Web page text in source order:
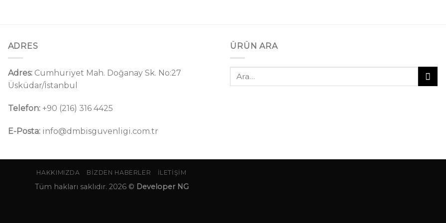
ADRES
Adres:Cumhuriyet Mah. Doğanay Sk. No:27
Üsküdar/İstanbul
Telefon:+90 (216) 316 4425
E-Posta:info@dmbisguvenligi.com.tr
ÜRÜN ARA
Ara:
HAKKIMIZDA BIZDEN HABERLER İLETIŞIM
Tüm hakları saklıdır. 2026 © Developer NG